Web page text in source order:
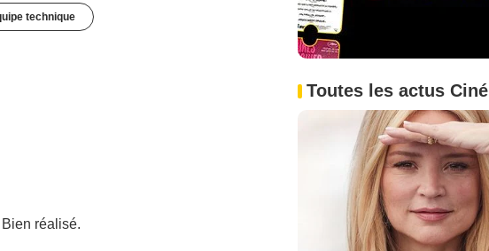
technique
réalisé.
Toutes les actus Ciné